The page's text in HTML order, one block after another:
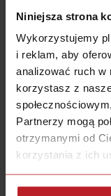
Niniejsza strona
Wykorzystujemy
i reklam, aby
analizować ruch w
korzystasz z
Partnerzy mogą
otrzymanymi od
korzystania z ich
Naprawdę
konkretnie
Wiem, że
wątpliwość:
tych
ogarnąć”.
wszystkiego
nie zdążą